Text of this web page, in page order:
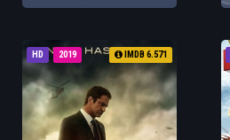
HD 2019 IMDB 6.571